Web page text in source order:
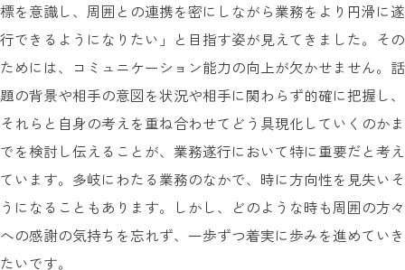
標を意識し、周囲との連携を密にしながら業務をより円滑に遂
行できるようになりたい」と目指す姿が見えてきました。その
ためには、コミュニケーション能力の向上が欠かせません。話
題の背景や相手の意図を状況や相手に関わらず的確に把握し、
それらと自身の考えを重ね合わせてどう具現化していくのかま
でを検討し伝えることが、業務遂行において特に重要だと考え
ています。多岐にわたる業務のなかで、時に方向性を見失いそ
うになることもあります。しかし、どのような時も周囲の方々
への感謝の気持ちを忘れず、一歩ずつ着実に歩みを進めていき
たいです。